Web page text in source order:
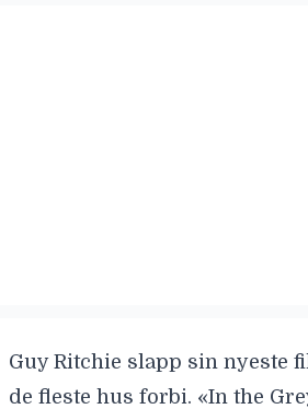
Guy Ritchie slapp sin nyeste
de fleste hus forbi. «In the